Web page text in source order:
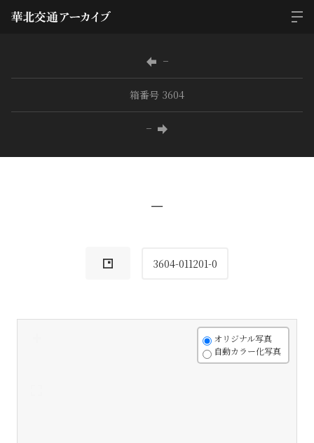
−
箱番号 3604
−
−
3604-011201-0
オリジナル写真
自動カラー化写真